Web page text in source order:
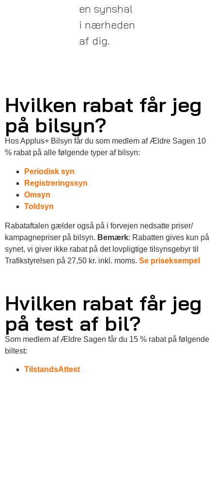
en synshal
i nærheden
af dig.
Hvilken rabat får jeg
på bilsyn?
Hos Applus+ Bilsyn får du som medlem af Ældre Sagen 10
% rabat på alle følgende typer af bilsyn:
Periodisk syn
Registreringssyn
Omsyn
Toldsyn
Rabataftalen gælder også på i forvejen nedsatte priser/
kampagnepriser på bilsyn. Bemærk: Rabatten gives kun på
synet, vi giver ikke rabat på det lovpligtige tilsynsgebyr til
Trafikstyrelsen på 27,50 kr. inkl. moms. Se priseksempel
Hvilken rabat får jeg
på test af bil?
Som medlem af Ældre Sagen får du 15 % rabat på følgende
biltest:
TilstandsAttest